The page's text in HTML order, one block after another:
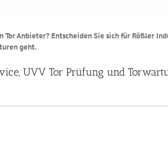
Anbieter? Entscheiden Sie sich für Rößler
geht..
UVV Tor Prüfung und